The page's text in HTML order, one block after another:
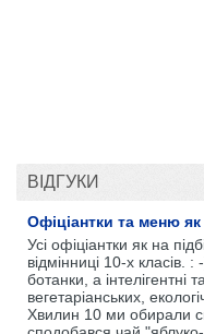
ВІДГУКИ
Офіціантки та меню як
Усі офіціантки як на
відмінниці 10-х класів.
ботанки, а інтелігентні
вегетаріанських,
Хвилин 10 ми обирали